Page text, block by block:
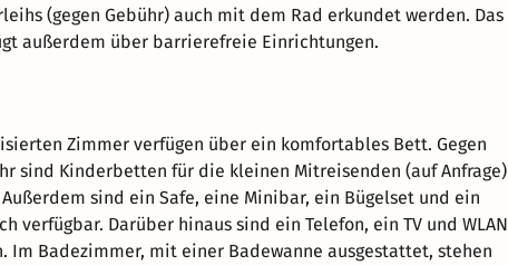
(gegen Gebühr) auch mit dem Rad erkundet werden. Das
außerdem über barrierefreie Einrichtungen.
Zimmer verfügen über ein komfortables Bett. Gegen
sind Kinderbetten für die kleinen Mitreisenden (auf Anfrage)
sind ein Safe, eine Minibar, ein Bügelset und ein
verfügbar. Darüber hinaus sind ein Telefon, ein TV und WLAN
Im Badezimmer, mit einer Badewanne ausgestattet, stehen